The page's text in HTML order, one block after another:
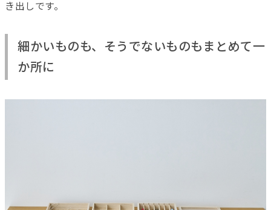
き出しです。
細かいものも、そうでないものもまとめて一
か所に